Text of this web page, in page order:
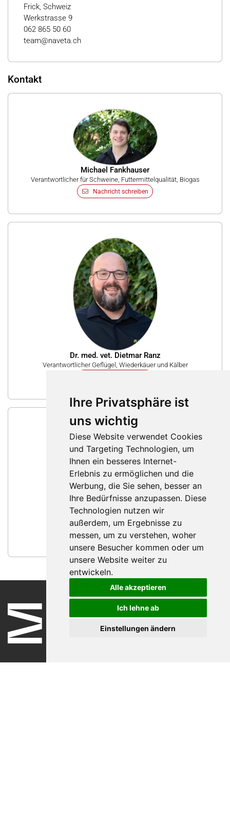
Ihre Privatsphäre ist
uns wichtig
Diese Website verwendet Cookies
und Targeting Technologien, um
Ihnen ein besseres Internet-
Erlebnis zu ermöglichen und die
Werbung, die Sie sehen, besser an
Ihre Bedürfnisse anzupassen. Diese
Technologien nutzen wir
außerdem, um Ergebnisse zu
messen, um zu verstehen, woher
unsere Besucher kommen oder um
unsere Website weiter zu
entwickeln.
Alle akzeptieren
Ich lehne ab
Einstellungen ändern
Frick, Schweiz
Werkstrasse 9
062 865 50 60
team@naveta.ch
Kontakt
Michael Fankhauser
Verantwortlicher für Schweine, Futtermittelqualität, Biogas
Nachricht schreiben
Dr. med. vet. Dietmar Ranz
Verantwortlicher Geflügel, Wiederkäuer und Kälber
Johann Henggi
Bereich Schweine und Futtermittelqualität
Nachricht schreiben